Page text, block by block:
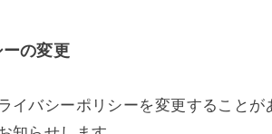
の変更
イバシーポリシーを変更することが